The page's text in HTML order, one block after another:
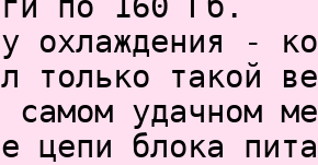
охлаждения -
только такой
удачном
цепи блока